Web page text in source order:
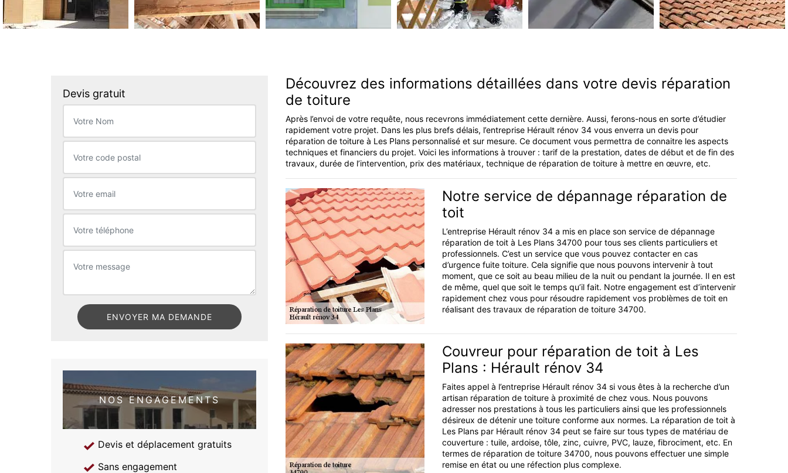
Devis gratuit
NOS ENGAGEMENTS
Devis et déplacement gratuits
Sans engagement
Découvrez des informations détaillées dans votre devis réparation
de toiture
Après l’envoi de votre requête, nous recevrons immédiatement cette dernière. Aussi, ferons-nous en sorte d’étudier
rapidement votre projet. Dans les plus brefs délais, l’entreprise Hérault rénov 34 vous enverra un devis pour
réparation de toiture à Les Plans personnalisé et sur mesure. Ce document vous permettra de connaitre les aspects
techniques et financiers du projet. Voici les informations à trouver : tarif de la prestation, dates de début et de fin des
travaux, durée de l’intervention, prix des matériaux, technique de réparation de toiture à mettre en œuvre, etc.
Notre service de dépannage réparation de
toit
L’entreprise Hérault rénov 34 a mis en place son service de dépannage
réparation de toit à Les Plans 34700 pour tous ses clients particuliers et
professionnels. C’est un service que vous pouvez contacter en cas
d’urgence fuite toiture. Cela signifie que nous pouvons intervenir à tout
moment, que ce soit au beau milieu de la nuit ou pendant la journée. Il en est
de même, quel que soit le temps qu’il fait. Notre engagement est d’intervenir
rapidement chez vous pour résoudre rapidement vos problèmes de toit en
réalisant des travaux de réparation de toiture 34700.
Couvreur pour réparation de toit à Les
Plans : Hérault rénov 34
Faites appel à l’entreprise Hérault rénov 34 si vous êtes à la recherche d’un
artisan réparation de toiture à proximité de chez vous. Nous pouvons
adresser nos prestations à tous les particuliers ainsi que les professionnels
désireux de détenir une toiture conforme aux normes. La réparation de toit à
Les Plans par Hérault rénov 34 peut se faire sur tous types de matériau de
couverture : tuile, ardoise, tôle, zinc, cuivre, PVC, lauze, fibrociment, etc. En
termes de réparation de toiture 34700, nous pouvons effectuer une simple
remise en état ou une réfection plus complexe.